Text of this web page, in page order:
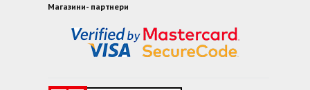
Магазини- партнери